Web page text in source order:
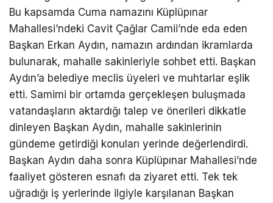
Bu kapsamda Cuma namazını Küplüpınar
Mahallesi’ndeki Cavit Çağlar Camii’nde eda eden
Başkan Erkan Aydın, namazın ardından ikramlarda
bulunarak, mahalle sakinleriyle sohbet etti. Başkan
Aydın’a belediye meclis üyeleri ve muhtarlar eşlik
etti. Samimi bir ortamda gerçekleşen buluşmada
vatandaşların aktardığı talep ve önerileri dikkatle
dinleyen Başkan Aydın, mahalle sakinlerinin
gündeme getirdiği konuları yerinde değerlendirdi.
Başkan Aydın daha sonra Küplüpınar Mahallesi’nde
faaliyet gösteren esnafı da ziyaret etti. Tek tek
uğradığı iş yerlerinde ilgiyle karşılanan Başkan